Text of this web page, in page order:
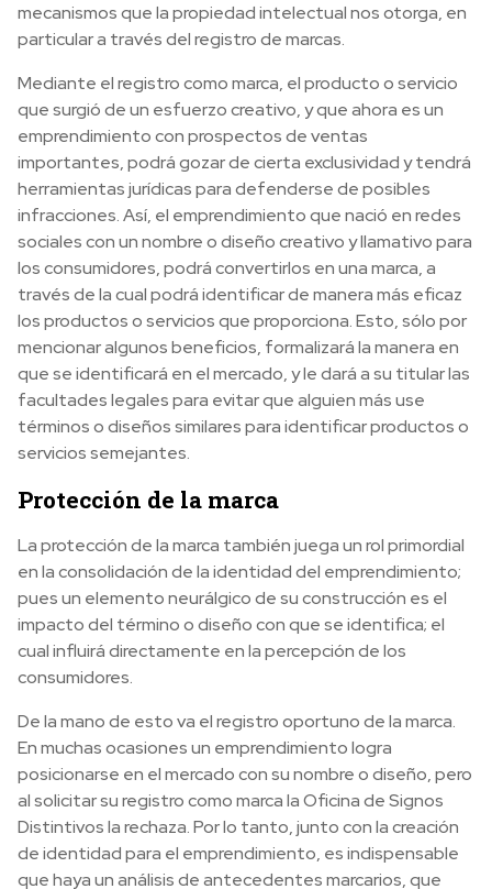
mecanismos que la propiedad intelectual nos otorga, en
particular a través del registro de marcas.
Mediante el registro como marca, el producto o servicio
que surgió de un esfuerzo creativo, y que ahora es un
emprendimiento con prospectos de ventas
importantes, podrá gozar de cierta exclusividad y tendrá
herramientas jurídicas para defenderse de posibles
infracciones. Así, el emprendimiento que nació en redes
sociales con un nombre o diseño creativo y llamativo para
los consumidores, podrá convertirlos en una marca, a
través de la cual podrá identificar de manera más eficaz
los productos o servicios que proporciona. Esto, sólo por
mencionar algunos beneficios, formalizará la manera en
que se identificará en el mercado, y le dará a su titular las
facultades legales para evitar que alguien más use
términos o diseños similares para identificar productos o
servicios semejantes.
Protección de la marca
La protección de la marca también juega un rol primordial
en la consolidación de la identidad del emprendimiento;
pues un elemento neurálgico de su construcción es el
impacto del término o diseño con que se identifica; el
cual influirá directamente en la percepción de los
consumidores.
De la mano de esto va el registro oportuno de la marca.
En muchas ocasiones un emprendimiento logra
posicionarse en el mercado con su nombre o diseño, pero
al solicitar su registro como marca la Oficina de Signos
Distintivos la rechaza. Por lo tanto, junto con la creación
de identidad para el emprendimiento, es indispensable
que haya un análisis de antecedentes marcarios, que